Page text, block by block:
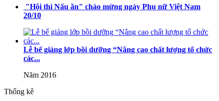
Lượt xem:349 | lượt tải:227
Nghị quyết số 71-NQ/TWcủa Bộ Chính trị về đột phá phát triển
giáo dục và đào tạo
08/2025/TT-BGDĐT
"Hội thi Nấu ăn" chào mừng ngày Phụ nữ Việt Nam
20/10
Lễ bế giảng lớp bồi dưỡng “Nâng cao chất lượng tổ chức
các...
Năm 2016
Thống kê